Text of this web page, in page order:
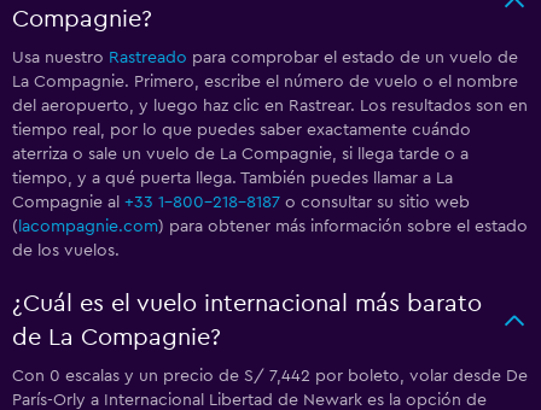
Compagnie?
Usa nuestro Rastreado para comprobar el estado de un vuelo de
La Compagnie. Primero, escribe el número de vuelo o el nombre
del aeropuerto, y luego haz clic en Rastrear. Los resultados son en
tiempo real, por lo que puedes saber exactamente cuándo
aterriza o sale un vuelo de La Compagnie, si llega tarde o a
tiempo, y a qué puerta llega. También puedes llamar a La
Compagnie al +33 1-800-218-8187 o consultar su sitio web
( lacompagnie.com) para obtener más información sobre el estado
de los vuelos.
¿Cuál es el vuelo internacional más barato
de La Compagnie?
Con 0 escalas y un precio de S/ 7,442 por boleto, volar desde De
París-Orly a Internacional Libertad de Newark es la opción de